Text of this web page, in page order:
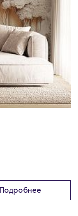
Подробнее